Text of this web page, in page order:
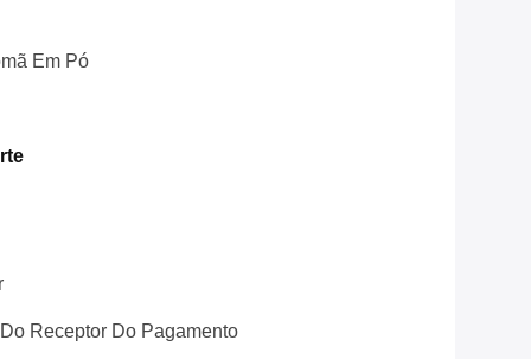
Em Pó
Receptor Do Pagamento